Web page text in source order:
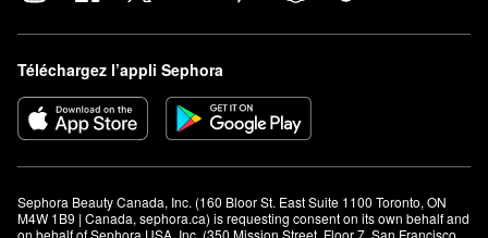
Téléchargez l’appli Sephora
Sephora Beauty Canada, Inc. (160 Bloor St. East Suite 1100 Toronto, ON
M4W 1B9 | Canada, sephora.ca) is requesting consent on its own behalf and
on behalf of Sephora USA, Inc. (350 Mission Street, Floor 7, San Francisco,